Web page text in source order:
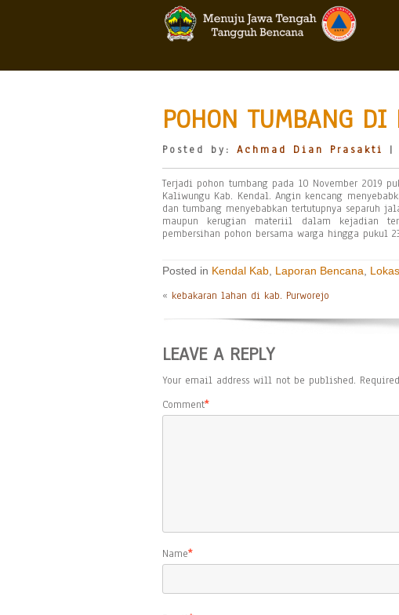
POHON TUMBANG DI
Posted by: Achmad Dian Prasakti |
Terjadi pohon tumbang pada 10 November 2019
Kaliwungu Kab. Kendal. Angin kencang
dan tumbang menyebabkan tertutupnya separuh
maupun kerugian materiil dalam kejadian
pembersihan pohon bersama warga hingga pukul
Posted in Kendal Kab Laporan Bencana
« kebakaran lahan di kab. Purworejo
LEAVE A REPLY
Your email address will not be published.
Comment*
Name*